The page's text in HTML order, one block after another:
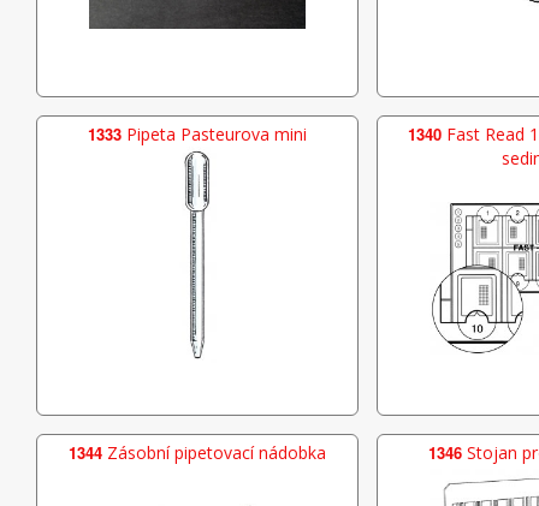
1333 Pipeta Pasteurova mini 1340 Fast Read
1344 Zásobní pipetovací nádobka 1346 Stojan